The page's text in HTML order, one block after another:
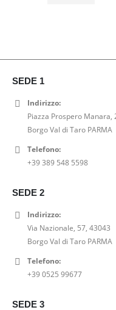
SEDE 1
Indirizzo:
Piazza Prospero Manara,
Borgo Val di Taro PARMA
Telefono:
+39 389 548 5598
SEDE 2
Indirizzo:
Via Nazionale, 57, 43043
Borgo Val di Taro PARMA
Telefono:
+39 0525 99677
SEDE 3